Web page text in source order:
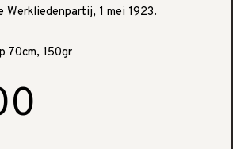
Werkliedenpartij, 1 mei 1923.
70cm, 150gr